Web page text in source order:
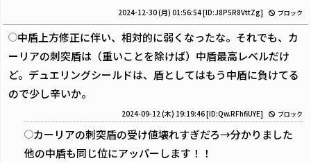
2024-12-30 (月) 01:56:54[ID:J8P5R8VttZg] ブロック
中盾上方修正に伴い、相対的に弱くなったな。それでも、カ
ーリアの刺突盾は（重いことを除けば）中盾最高レベルだけ
ど。デュエリングシールドは、盾としてはもう中盾に負けてる
ので少し辛いか。
2024-09-12 (木) 19:19:46[ID:Qw.RFhfiUYE] ブロック
カーリアの刺突盾の受け値壊れすぎだろ→分かりました
他の中盾も同じ位にアッパーします！！